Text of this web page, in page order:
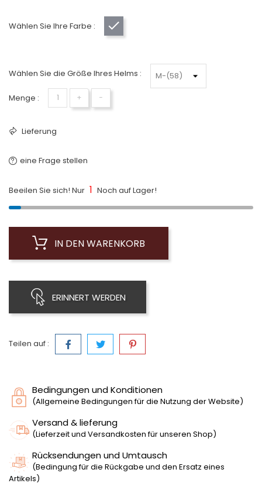
Wählen Sie Ihre Farbe :
Wählen Sie die Größe Ihres Helms :
Menge : + −
Lieferung
eine Frage stellen
Beeilen Sie sich! Nur 1 Noch auf Lager!
IN DEN WARENKORB
ERINNERT WERDEN
Teilen auf :
Bedingungen und Konditionen
(Allgemeine Bedingungen für die Nutzung der Website)
Versand & lieferung
(Lieferzeit und Versandkosten für unseren Shop)
Rücksendungen und Umtausch
(Bedingung für die Rückgabe und den Ersatz eines
Artikels)